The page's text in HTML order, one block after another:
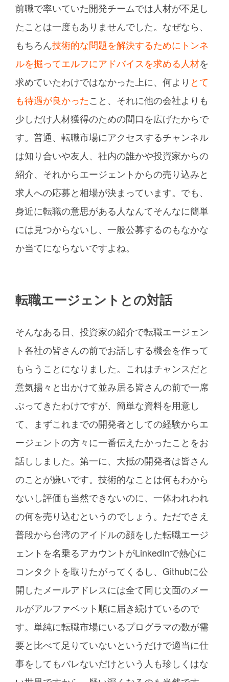
前職で率いていた開発チームでは人材が不足し
たことは一度もありませんでした。なぜなら、
もちろん技術的な問題を解決するためにトンネ
ルを掘ってエルフにアドバイスを求める人材を
求めていたわけではなかった上に、何より とて
も待遇が良かったこと、それに他の会社よりも
少しだけ人材獲得のための間口を広げたからで
す。普通、転職市場にアクセスするチャンネル
は知り合いや友人、社内の誰かや投資家からの
紹介、それからエージェントからの売り込みと
求人への応募と相場が決まっています。でも、
身近に転職の意思がある人なんてそんなに簡単
には見つからないし、一般公募するのもなかな
か当てにならないですよね。
転職エージェントとの対話
そんなある日、投資家の紹介で転職エージェン
ト各社の皆さんの前でお話しする機会を作って
もらうことになりました。これはチャンスだと
意気揚々と出かけて並み居る皆さんの前で一席
ぶってきたわけですが、簡単な資料を用意し
て、まずこれまでの開発者としての経験からエ
ージェントの方々に一番伝えたかったことをお
話ししました。第一に、大抵の開発者は皆さん
のことが嫌いです。技術的なことは何もわから
ないし評価も当然できないのに、一体われわれ
の何を売り込むというのでしょう。ただでさえ
普段から台湾のアイドルの顔をした転職エージ
ェントを名乗るアカウントがLinkedInで熱心に
コンタクトを取りたがってくるし、Githubに公
開したメールアドレスには全て同じ文面のメー
ルがアルファベット順に届き続けているので
す。単純に転職市場にいるプログラマの数が需
要と比べて足りていないというだけで適当に仕
事をしてもバレないだけという人も珍しくはな